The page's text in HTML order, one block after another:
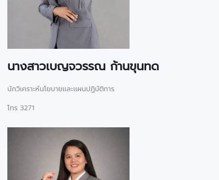
นางสาวเบญจวรรณ ก้านขุนทด
นักวิเคราะห์นโยบายเเละเเผนปฏิบัติการ
โทร 3271